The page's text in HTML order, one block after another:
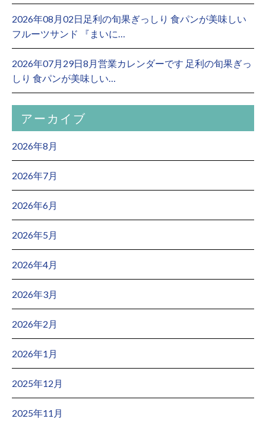
2026年08月02日足利の旬果ぎっしり 食パンが美味しい
フルーツサンド 『まいに…
2026年07月29日8月営業カレンダーです 足利の旬果ぎっ
しり 食パンが美味しい…
アーカイブ
2026年8月
2026年7月
2026年6月
2026年5月
2026年4月
2026年3月
2026年2月
2026年1月
2025年12月
2025年11月